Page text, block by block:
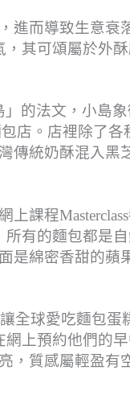
進而導致生意衰
，其可頌屬於外
的法文，小島象
店。店裡除了各
傳統奶酥混入黑
課程
有的麵包都是自
是綿密香甜的蘋
全球愛吃麵包蛋
上預約他們的
，質感屬輕盈有